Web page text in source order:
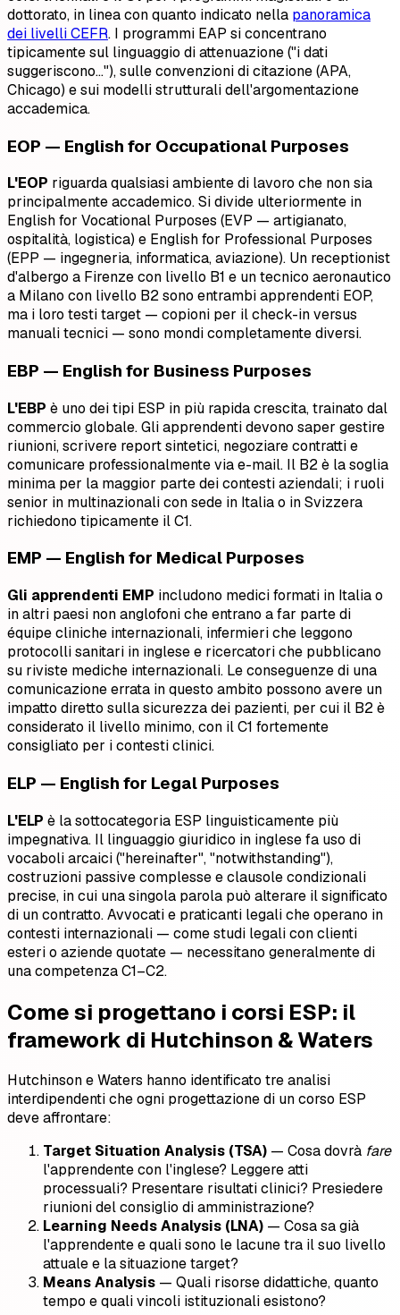
dottorato, in linea con quanto indicato nella panoramica
dei livelli CEFR. I programmi EAP si concentrano
tipicamente sul linguaggio di attenuazione ("i dati
suggeriscono…"), sulle convenzioni di citazione (APA,
Chicago) e sui modelli strutturali dell'argomentazione
accademica.
EOP — English for Occupational Purposes
L'EOP riguarda qualsiasi ambiente di lavoro che non sia
principalmente accademico. Si divide ulteriormente in
English for Vocational Purposes (EVP — artigianato,
ospitalità, logistica) e English for Professional Purposes
(EPP — ingegneria, informatica, aviazione). Un receptionist
d'albergo a Firenze con livello B1 e un tecnico aeronautico
a Milano con livello B2 sono entrambi apprendenti EOP,
ma i loro testi target — copioni per il check-in versus
manuali tecnici — sono mondi completamente diversi.
EBP — English for Business Purposes
L'EBP è uno dei tipi ESP in più rapida crescita, trainato dal
commercio globale. Gli apprendenti devono saper gestire
riunioni, scrivere report sintetici, negoziare contratti e
comunicare professionalmente via e-mail. Il B2 è la soglia
minima per la maggior parte dei contesti aziendali; i ruoli
senior in multinazionali con sede in Italia o in Svizzera
richiedono tipicamente il C1.
EMP — English for Medical Purposes
Gli apprendenti EMP includono medici formati in Italia o
in altri paesi non anglofoni che entrano a far parte di
équipe cliniche internazionali, infermieri che leggono
protocolli sanitari in inglese e ricercatori che pubblicano
su riviste mediche internazionali. Le conseguenze di una
comunicazione errata in questo ambito possono avere un
impatto diretto sulla sicurezza dei pazienti, per cui il B2 è
considerato il livello minimo, con il C1 fortemente
consigliato per i contesti clinici.
ELP — English for Legal Purposes
L'ELP è la sottocategoria ESP linguisticamente più
impegnativa. Il linguaggio giuridico in inglese fa uso di
vocaboli arcaici ("hereinafter", "notwithstanding"),
costruzioni passive complesse e clausole condizionali
precise, in cui una singola parola può alterare il significato
di un contratto. Avvocati e praticanti legali che operano in
contesti internazionali — come studi legali con clienti
esteri o aziende quotate — necessitano generalmente di
una competenza C1–C2.
Come si progettano i corsi ESP: il
framework di Hutchinson & Waters
Hutchinson e Waters hanno identificato tre analisi
interdipendenti che ogni progettazione di un corso ESP
deve affrontare:
Target Situation Analysis (TSA) — Cosa dovrà fare
l'apprendente con l'inglese? Leggere atti
processuali? Presentare risultati clinici? Presiedere
riunioni del consiglio di amministrazione?
Learning Needs Analysis (LNA) — Cosa sa già
l'apprendente e quali sono le lacune tra il suo livello
attuale e la situazione target?
Means Analysis — Quali risorse didattiche, quanto
tempo e quali vincoli istituzionali esistono?